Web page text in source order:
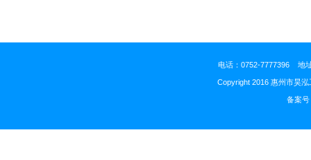
电话：0752-7777396 地
Copyright 2016 惠州市昊
备案号